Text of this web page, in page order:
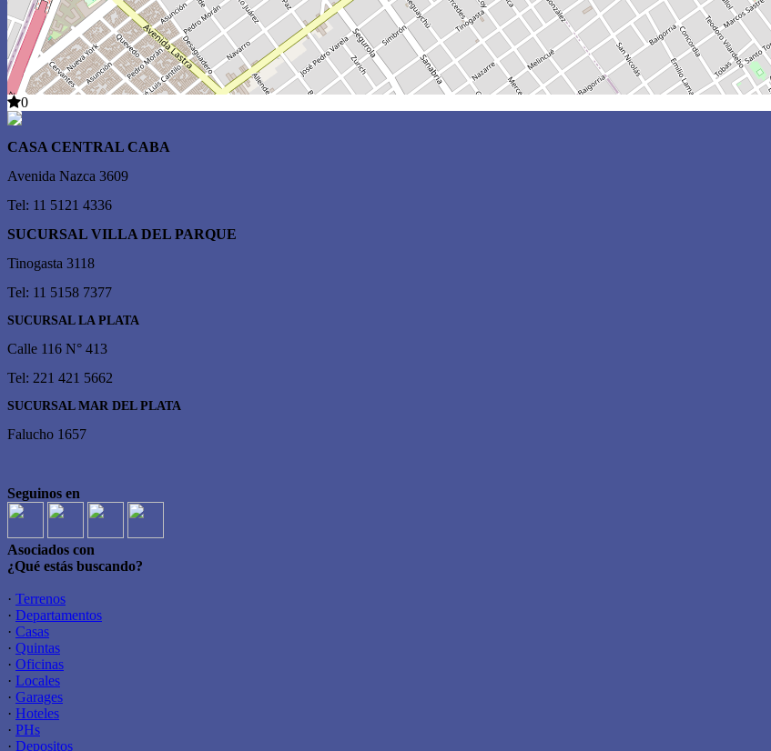
0
CASA CENTRAL CABA
Avenida Nazca 3609
Tel: 11 5121 4336
SUCURSAL VILLA DEL PARQUE
Tinogasta 3118
Tel: 11 5158 7377
SUCURSAL LA PLATA
Calle 116 N° 413
Tel: 221 421 5662
SUCURSAL MAR DEL PLATA
Falucho 1657
Seguinos en
Asociados con
¿Qué estás buscando?
· Terrenos
· Departamentos
· Casas
· Quintas
· Oficinas
· Locales
· Garages
· Hoteles
· PHs
· Depositos